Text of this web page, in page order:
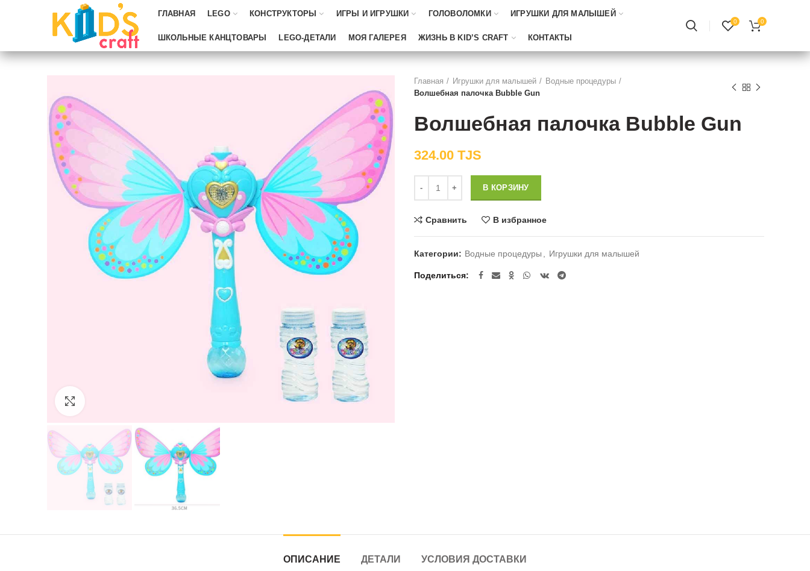
ГЛАВНАЯ LEGO КОНСТРУКТОРЫ ИГРЫ И ИГРУШКИ ГОЛОВОЛОМКИ ИГРУШКИ ДЛЯ МАЛЫШЕЙ
ШКОЛЬНЫЕ КАНЦТОВАРЫ LEGO-ДЕТАЛИ МОЯ ГАЛЕРЕЯ ЖИЗНЬ В KID’S CRAFT КОНТАКТЫ
0 0
Главная Игрушки для малышей
Водные процедуры
Волшебная палочка Bubble Gun
Волшебная палочка Bubble Gun
324.00 TJS
В КОРЗИНУ
Сравнить В избранное
Категории: Водные процедуры Игрушки для малышей
Поделиться
ОПИСАНИЕ ДЕТАЛИ УСЛОВИЯ ДОСТАВКИ